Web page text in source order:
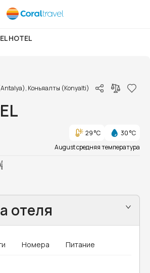
HOTEL
Коньяалты (Konyalti)
29 °C
30 °C
August средняя температура
отеля
Номера Питание